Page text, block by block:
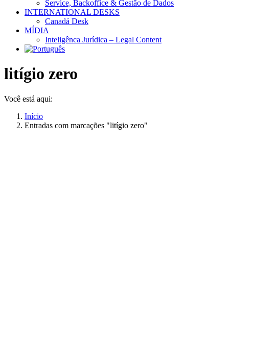
Service, Backoffice & Gestão de Dados
INTERNATIONAL DESKS
Canadá Desk
MÍDIA
Inteligênca Jurídica – Legal Content
litígio zero
Você está aqui:
Início
Entradas com marcações "litígio zero"